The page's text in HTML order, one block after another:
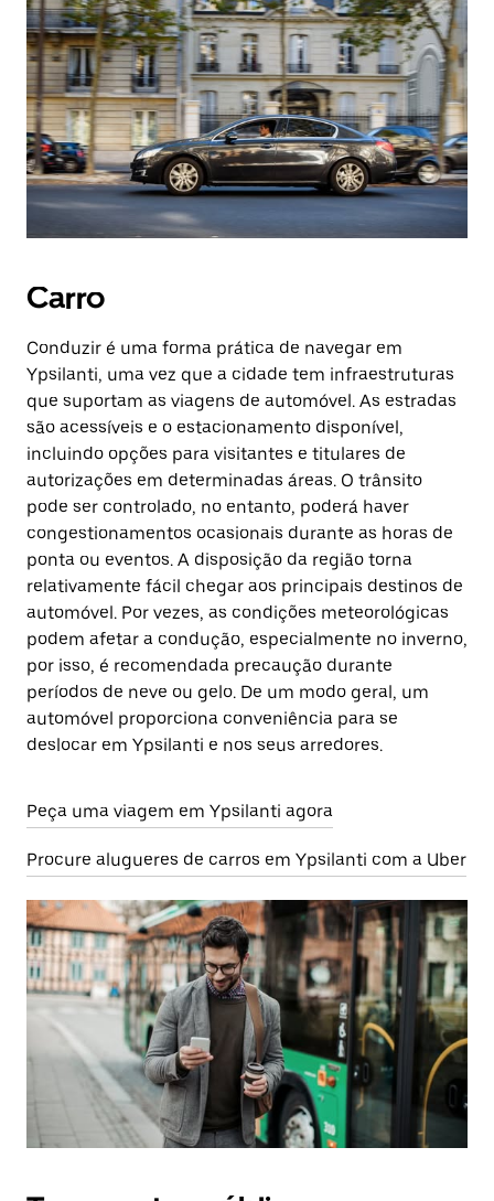
Carro
Conduzir é uma forma prática de navegar em
Ypsilanti, uma vez que a cidade tem infraestruturas
que suportam as viagens de automóvel. As estradas
são acessíveis e o estacionamento disponível,
incluindo opções para visitantes e titulares de
autorizações em determinadas áreas. O trânsito
pode ser controlado, no entanto, poderá haver
congestionamentos ocasionais durante as horas de
ponta ou eventos. A disposição da região torna
relativamente fácil chegar aos principais destinos de
automóvel. Por vezes, as condições meteorológicas
podem afetar a condução, especialmente no inverno,
por isso, é recomendada precaução durante
períodos de neve ou gelo. De um modo geral, um
automóvel proporciona conveniência para se
deslocar em Ypsilanti e nos seus arredores.
Peça uma viagem em Ypsilanti agora
Procure alugueres de carros em Ypsilanti com a Uber